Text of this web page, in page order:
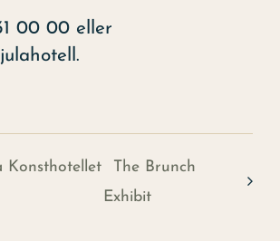
00 00 eller
Konsthotellet
The Brunch
Exhibit